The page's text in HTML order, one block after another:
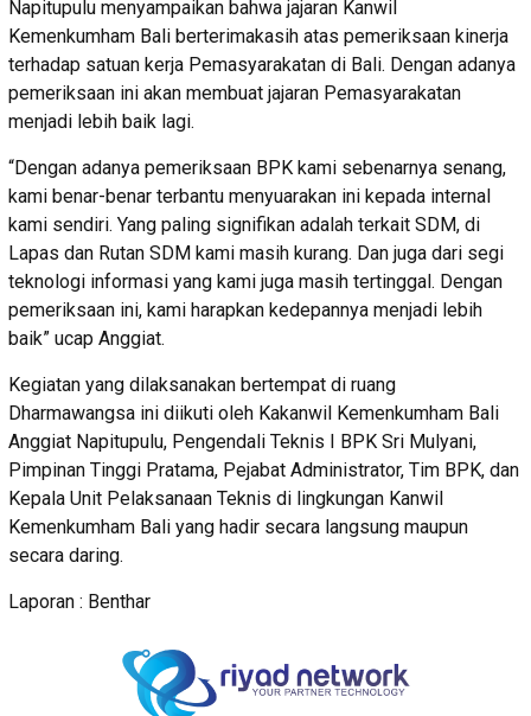
Napitupulu menyampaikan bahwa jajaran Kanwil
Kemenkumham Bali berterimakasih atas pemeriksaan kinerja
terhadap satuan kerja Pemasyarakatan di Bali. Dengan adanya
pemeriksaan ini akan membuat jajaran Pemasyarakatan
menjadi lebih baik lagi.
“Dengan adanya pemeriksaan BPK kami sebenarnya senang,
kami benar-benar terbantu menyuarakan ini kepada internal
kami sendiri. Yang paling signifikan adalah terkait SDM, di
Lapas dan Rutan SDM kami masih kurang. Dan juga dari segi
teknologi informasi yang kami juga masih tertinggal. Dengan
pemeriksaan ini, kami harapkan kedepannya menjadi lebih
baik” ucap Anggiat.
Kegiatan yang dilaksanakan bertempat di ruang
Dharmawangsa ini diikuti oleh Kakanwil Kemenkumham Bali
Anggiat Napitupulu, Pengendali Teknis I BPK Sri Mulyani,
Pimpinan Tinggi Pratama, Pejabat Administrator, Tim BPK, dan
Kepala Unit Pelaksanaan Teknis di lingkungan Kanwil
Kemenkumham Bali yang hadir secara langsung maupun
secara daring.
Laporan : Benthar